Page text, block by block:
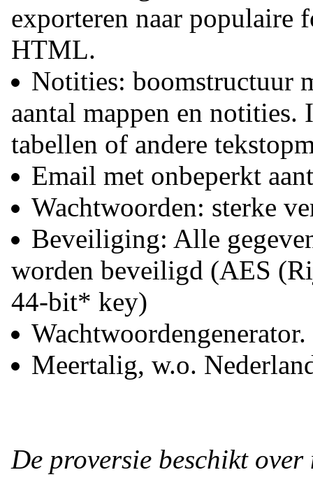
exporteren naar populaire
HTML.
Notities: boomstructuur
aantal mappen en
tabellen of andere
Email met onbeperkt
Wachtwoorden: sterke
Beveiliging: Alle
worden beveiligd (AES
44-bit* key)
Wachtwoordengenerator.
Meertalig, w.o.
De proversie beschikt over